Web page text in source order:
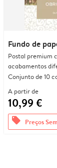
Fundo de
Postal premium
acabamentos
Conjunto de 10
A partir de
10,99 €
offers Preços